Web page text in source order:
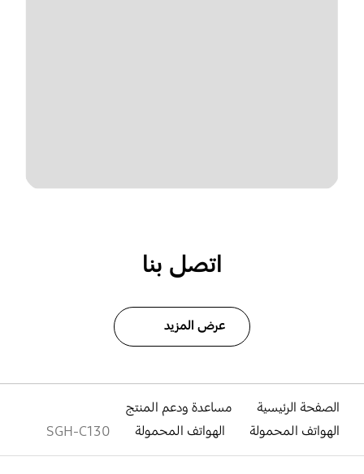
اتصل بنا
عرض المزيد
الصفحة الرئيسية
مساعدة ودعم المنتج
الهواتف المحمولة
الهواتف المحمولة SGH-C130